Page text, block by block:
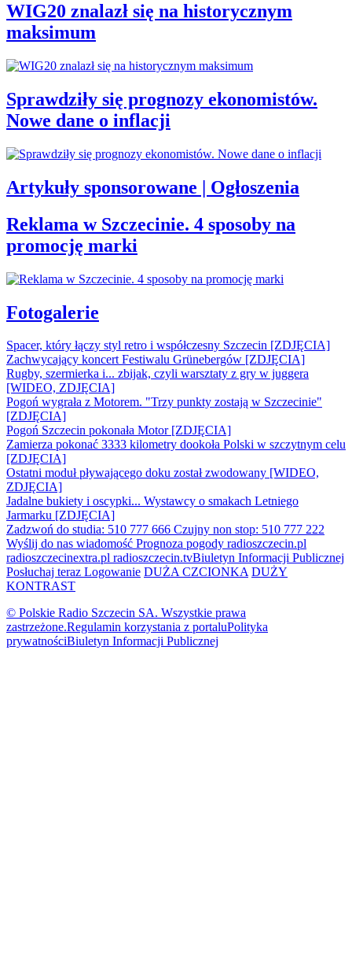
WIG20 znalazł się na historycznym
maksimum
Sprawdziły się prognozy ekonomistów.
Nowe dane o inflacji
Artykuły sponsorowane | Ogłoszenia
Reklama w Szczecinie. 4 sposoby na
promocję marki
Fotogalerie
Spacer, który łączy styl retro i współczesny Szczecin [ZDJĘCIA]
Zachwycający koncert Festiwalu Grünebergów [ZDJĘCIA]
Rugby, szermierka i... zbijak, czyli warsztaty z gry w juggera
[WIDEO, ZDJĘCIA]
Pogoń wygrała z Motorem. "Trzy punkty zostają w Szczecinie"
[ZDJĘCIA]
Pogoń Szczecin pokonała Motor [ZDJĘCIA]
Zamierza pokonać 3333 kilometry dookoła Polski w szczytnym celu
[ZDJĘCIA]
Ostatni moduł pływającego doku został zwodowany [WIDEO,
ZDJĘCIA]
Jadalne bukiety i oscypki... Wystawcy o smakach Letniego
Jarmarku [ZDJĘCIA]
Zadzwoń do studia: 510 777 666 Czujny non stop: 510 777 222
Wyślij do nas wiadomość Prognoza pogody radioszczecin.pl
radioszczecinextra.pl radioszczecin.tvBiuletyn Informacji Publicznej
Posłuchaj teraz Logowanie DUŻA CZCIONKA DUŻY
KONTRAST
© Polskie Radio Szczecin SA. Wszystkie prawa
zastrzeżone.Regulamin korzystania z portaluPolityka
prywatnościBiuletyn Informacji Publicznej